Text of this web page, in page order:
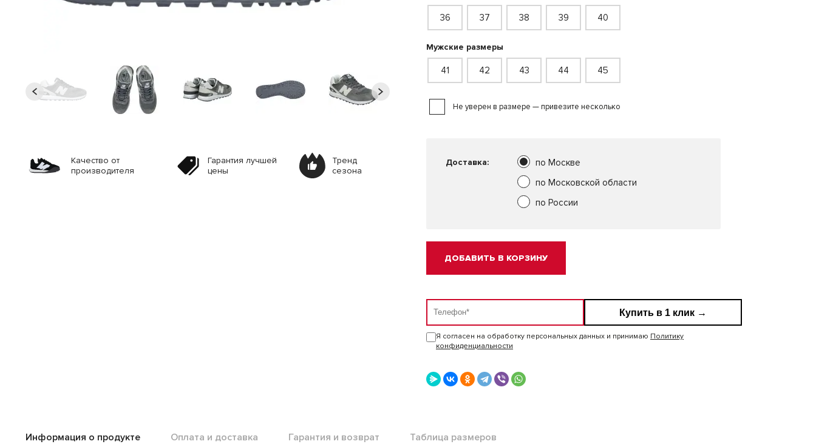
Качество от
производителя
Гарантия лучшей
цены
Тренд
сезона
36 37 38 39 40
Мужские размеры
41 42 43 44 45
Не уверен в размере — привезите несколько
Доставка:
по Москве
по Московской области
по России
ДОБАВИТЬ В КОРЗИНУ
Я согласен на обработку персональных данных и принимаю Политику
конфиденциальности
Купить в 1 клик →
Информация о продукте Оплата и доставка Гарантия и возврат Таблица размеров